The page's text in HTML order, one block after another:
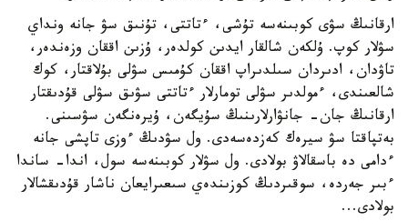
ارقانىڭ سۋى كوبىنەسە تۇشى، ءتاتتى، تۇنىق سۋ جانە ونداي
سۋلار كوپ. ۇلكەن شالقار ايدىن كولدەر، ۇزىن اققان وزەندەر،
تاۋدان، ادىردان سىلدىراپ اققان كۇمىس سۋلى بۇلاقتار، كوك
شالعىندى، ءمولدىر سۋلى تومارلار ءتاتتى سۋىق سۋلى قۇدىقتار
ارقانىڭ جان- جانۋارلارىنىڭ سۇيگەن، ۇيرەنگەن سۋسىنى.
بەتپاقتا سۋ سيرەك كەزدەسەدى. ول سۋدىڭ ءوزى تاپشى جانە
ءدامى دە باسقالاۋ بولادى. ول سۋلار كوبىنەسە سول، اندا- ساندا
ءبىر جەردە، سوقىردىڭ كوزىندەي سىعىرايعان ناشار قۇدىقشالار
بولادى...